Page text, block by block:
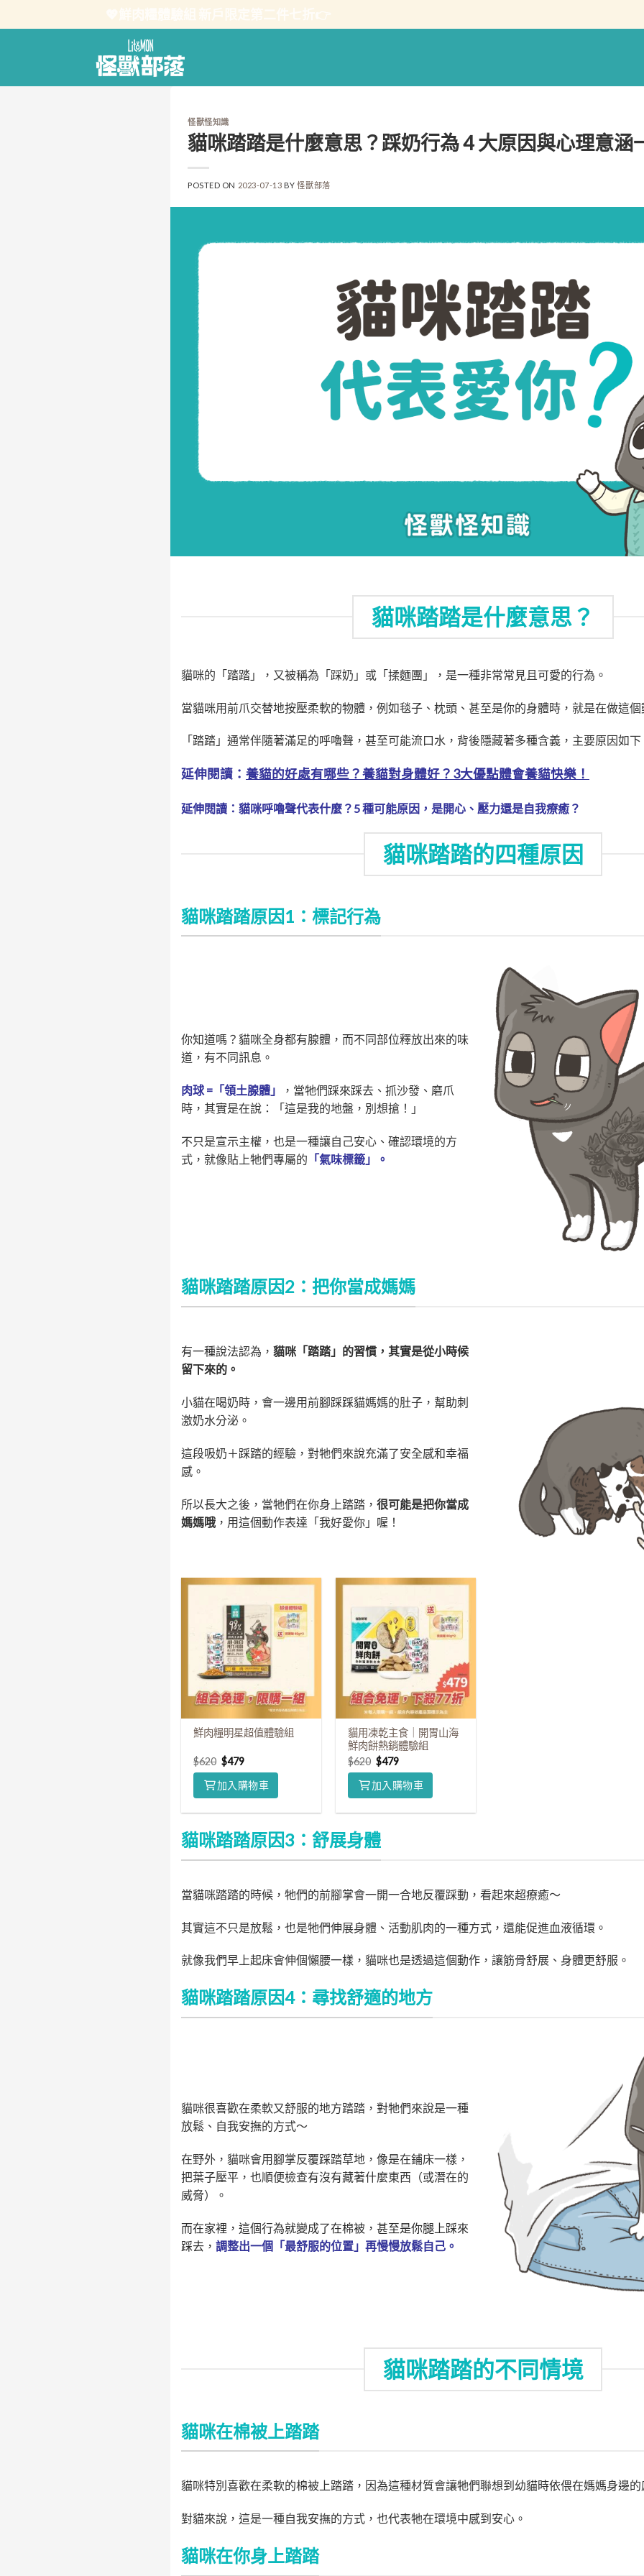
to
怪獸怪知識
貓咪踏踏是什麼意思？踩奶行為 4 大原因與心理意涵
POSTED ON 2023-07-13 BY怪獸部落
貓咪踏踏是什麼意思？
貓咪的「踏踏」，又被稱為「踩奶」或「揉麵團」，是一種非常常見且可愛的行為。
當貓咪用前爪交替地按壓柔軟的物體，例如毯子、枕頭、甚至是你的身體時，就是在做這
「踏踏」通常伴隨著滿足的呼嚕聲，甚至可能流口水，背後隱藏著多種含義，主要原因如下
延伸閱讀： 養貓的好處有哪些？養貓對身體好？3大優點體會養貓快樂！
延伸閱讀：貓咪呼嚕聲代表什麼？5 種可能原因，是開心、壓力還是自我療癒？
貓咪踏踏的四種原因
貓咪踏踏原因1：標記行為
你知道嗎？貓咪全身都有腺體，而不同部位釋放出來的味
道，有不同訊息。
肉球 =「領土腺體」
，當牠們踩來踩去、抓沙發、磨爪
時，其實是在說：「這是我的地盤，別想搶！」
不只是宣示主權，也是一種讓自己安心、確認環境的方
式，就像貼上牠們專屬的 「氣味標籤」。
貓咪踏踏原因2：把你當成媽媽
有一種說法認為， 貓咪「踏踏」的習慣，其實是從小時候
留下來的。
小貓在喝奶時，會一邊用前腳踩踩貓媽媽的肚子，幫助刺
激奶水分泌。
這段吸奶＋踩踏的經驗，對牠們來說充滿了安全感和幸福
感。
所以長大之後，當牠們在你身上踏踏， 很可能是把你當成
媽媽哦 ，用這個動作表達「我好愛你」喔！
鮮肉糧明星超值體驗組
$620 $479
加入購物車
貓用凍乾主食｜開胃山海
鮮肉餅熱銷體驗組
$620 $479
加入購物車
貓咪踏踏原因3：舒展身體
當貓咪踏踏的時候，牠們的前腳掌會一開一合地反覆踩動，看起來超療癒～
其實這不只是放鬆，也是牠們伸展身體、活動肌肉的一種方式，還能促進血液循環。
就像我們早上起床會伸個懶腰一樣，貓咪也是透過這個動作，讓筋骨舒展、身體更舒服。
貓咪踏踏原因4：尋找舒適的地方
貓咪很喜歡在柔軟又舒服的地方踏踏，對牠們來說是一種
放鬆、自我安撫的方式～
在野外，貓咪會用腳掌反覆踩踏草地，像是在鋪床一樣，
把葉子壓平，也順便檢查有沒有藏著什麼東西（或潛在的
威脅）。
而在家裡，這個行為就變成了在棉被，甚至是你腿上踩來
踩去， 調整出一個「最舒服的位置」再慢慢放鬆自己。
貓咪踏踏的不同情境
貓咪在棉被上踏踏
貓咪特別喜歡在柔軟的棉被上踏踏，因為這種材質會讓牠們聯想到幼貓時依偎在媽媽身邊
對貓來說，這是一種自我安撫的方式，也代表牠在環境中感到安心。
貓咪在你身上踏踏